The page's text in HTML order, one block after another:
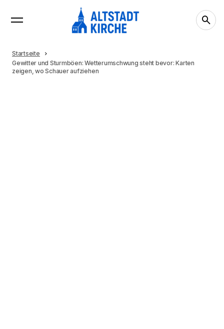
Startseite
Gewitter und Sturmböen: Wetterumschwung steht bevor: Karten
zeigen, wo Schauer aufziehen